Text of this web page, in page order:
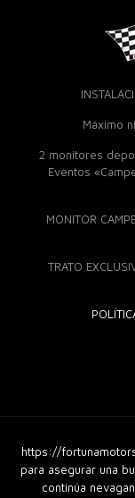
Máximo
2 monitores
Eventos
MONITOR
TRATO
© 2018 Fortuna
https://
para asegurar una
continúa